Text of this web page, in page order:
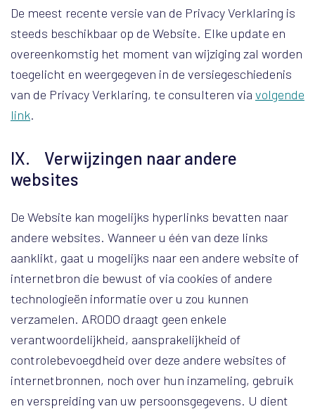
De meest recente versie van de Privacy Verklaring is
steeds beschikbaar op de Website. Elke update en
overeenkomstig het moment van wijziging zal worden
toegelicht en weergegeven in de versiegeschiedenis
van de Privacy Verklaring, te consulteren via volgende
link.
IX. Verwijzingen naar andere
websites
De Website kan mogelijks hyperlinks bevatten naar
andere websites. Wanneer u één van deze links
aanklikt, gaat u mogelijks naar een andere website of
internetbron die bewust of via cookies of andere
technologieën informatie over u zou kunnen
verzamelen. ARODO draagt geen enkele
verantwoordelijkheid, aansprakelijkheid of
controlebevoegdheid over deze andere websites of
internetbronnen, noch over hun inzameling, gebruik
en verspreiding van uw persoonsgegevens. U dient